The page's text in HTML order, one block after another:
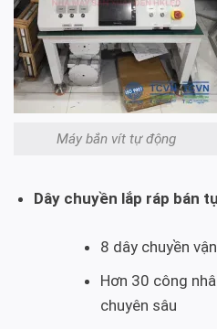
Máy bắn vít tự động
Dây chuyền lắp ráp bán
8 dây chuyền
Hơn 30 công
chuyên sâu